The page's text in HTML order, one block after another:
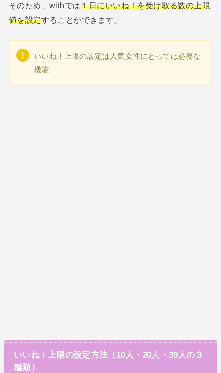
そのため、withでは１日にいいね！を受け取る数の上限
値を設定することができます。
いいね！上限の設定は人気女性にとっては必要な
機能
いいね！上限の設定方法（10人・20人・30人の３
種類）